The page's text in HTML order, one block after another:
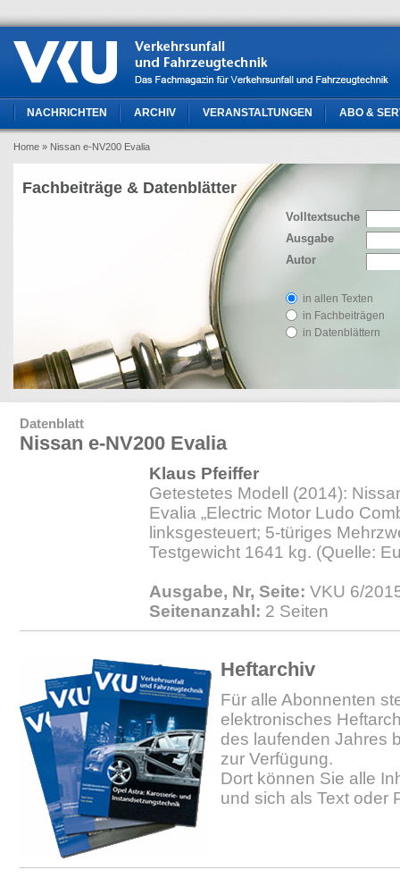
NACHRICHTEN ARCHIV VERANSTALTUNGEN ABO &
Home » Nissan e-NV200 Evalia
Volltextsuche
Ausgabe
Autor
in allen Texten
in Fachbeiträgen
in Datenblättern
Fachbeiträge & Datenblätter
Datenblatt
Nissan e-NV200 Evalia
Klaus Pfeiffer
Getestetes Modell (2014):
Evalia „Electric Motor Ludo
linksgesteuert; 5-türiges
Testgewicht 1641 kg. (Quelle:
Ausgabe, Nr, Seite: VKU 6/
Seitenanzahl: 2 Seiten
Heftarchiv
Für alle Abonnenten
elektronisches
des laufenden Jahres
zur Verfügung.
Dort können Sie alle
und sich als Text oder